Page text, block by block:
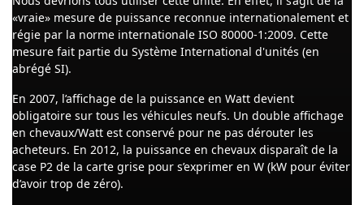
«vraie» mesure de puissance reconnue internationalement et
régie par la norme internationale ISO 80000-1:2009. Cette
mesure fait partie du Système International d'unités (en
abrégé SI).
En 2007, l’affichage de la puissance en Watt devient
obligatoire sur tous les véhicules neufs. Un double affichage
en chevaux/Watt est conservé pour ne pas dérouter les
acheteurs. En 2012, la puissance en chevaux disparaît de la
case P2 de la carte grise pour s’exprimer en W (kW pour éviter
d’avoir trop de zéro).